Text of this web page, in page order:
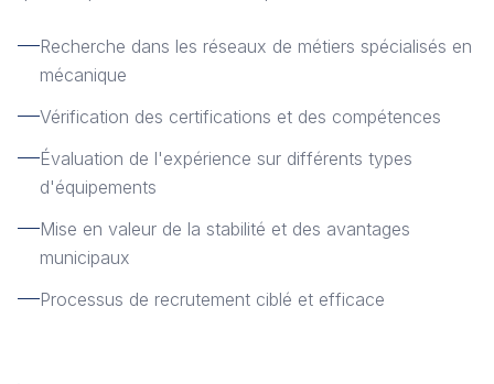
Recherche dans les réseaux de métiers spécialisés en
mécanique
Vérification des certifications et des compétences
Évaluation de l'expérience sur différents types
d'équipements
Mise en valeur de la stabilité et des avantages
municipaux
Processus de recrutement ciblé et efficace